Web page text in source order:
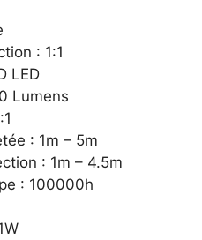
: 1:1
LED
Lumens
: 1m – 5m
: 1m – 4.5m
: 100000h